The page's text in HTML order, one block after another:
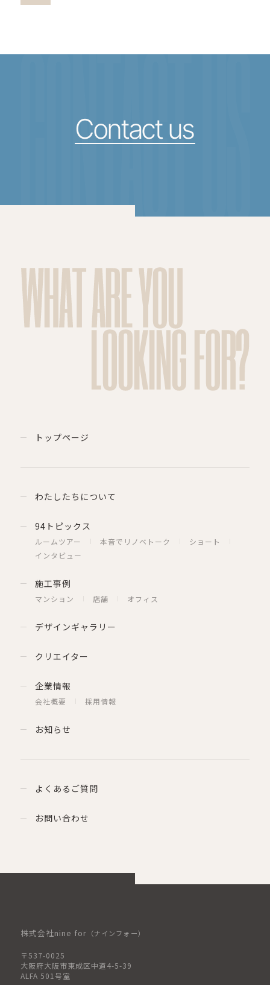
CONTACT US
Contact us
WHAT ARE YOU
LOOKING FOR?
トップページ
わたしたちについて
94トピックス
ルームツアー 本音でリノベトーク
ショート
インタビュー
施工事例
マンション 店舗 オフィス
デザインギャラリー
クリエイター
企業情報
会社概要 採用情報
お知らせ
よくあるご質問
お問い合わせ
株式会社nine for （ナインフォー）
〒537-0025
大阪府大阪市東成区中道4-5-39
ALFA 501号室